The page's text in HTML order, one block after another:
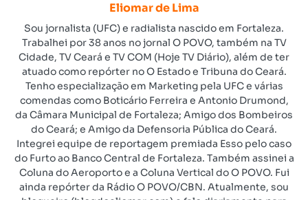
Eliomar de Lima
Sou jornalista (UFC) e radialista nascido em Fortaleza.
Trabalhei por 38 anos no jornal O POVO, também na TV
Cidade, TV Ceará e TV COM (Hoje TV Diário), além de ter
atuado como repórter no O Estado e Tribuna do Ceará.
Tenho especialização em Marketing pela UFC e várias
comendas como Boticário Ferreira e Antonio Drumond,
da Câmara Municipal de Fortaleza; Amigo dos Bombeiros
do Ceará; e Amigo da Defensoria Pública do Ceará.
Integrei equipe de reportagem premiada Esso pelo caso
do Furto ao Banco Central de Fortaleza. Também assinei a
Coluna do Aeroporto e a Coluna Vertical do O POVO. Fui
ainda repórter da Rádio O POVO/CBN. Atualmente, sou